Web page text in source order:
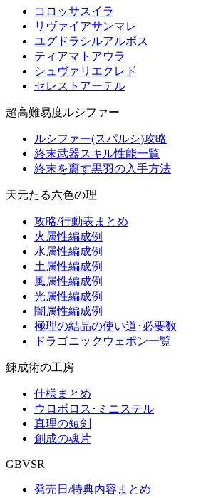
コロッサスイラ
リヴァイアサンマレ
ユグドラシルアルボス
ティアマトアウラ
シュヴァリエクレド
セレストアーテル
超高難易度ルシファー
ルシファー(スパルシ)攻略
終末武器スキル性能一覧
終末を齎す黒羽の入手方法
天元たる六色の理
攻略/行動表まとめ
火属性編成例
水属性編成例
土属性編成例
風属性編成例
光属性編成例
闇属性編成例
極理の結晶の使い道･必要数
ドラゴニックウェポン一覧
錬成術の工房
仕様まとめ
ウロボロス･ミニステル
真理の短剣
創成の魂片
GBVSR
発売日/特典内容まとめ